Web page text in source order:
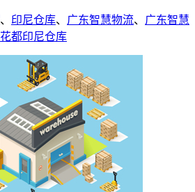
、 印尼仓库、 广东智慧物流、 广东智慧
花都印尼仓库